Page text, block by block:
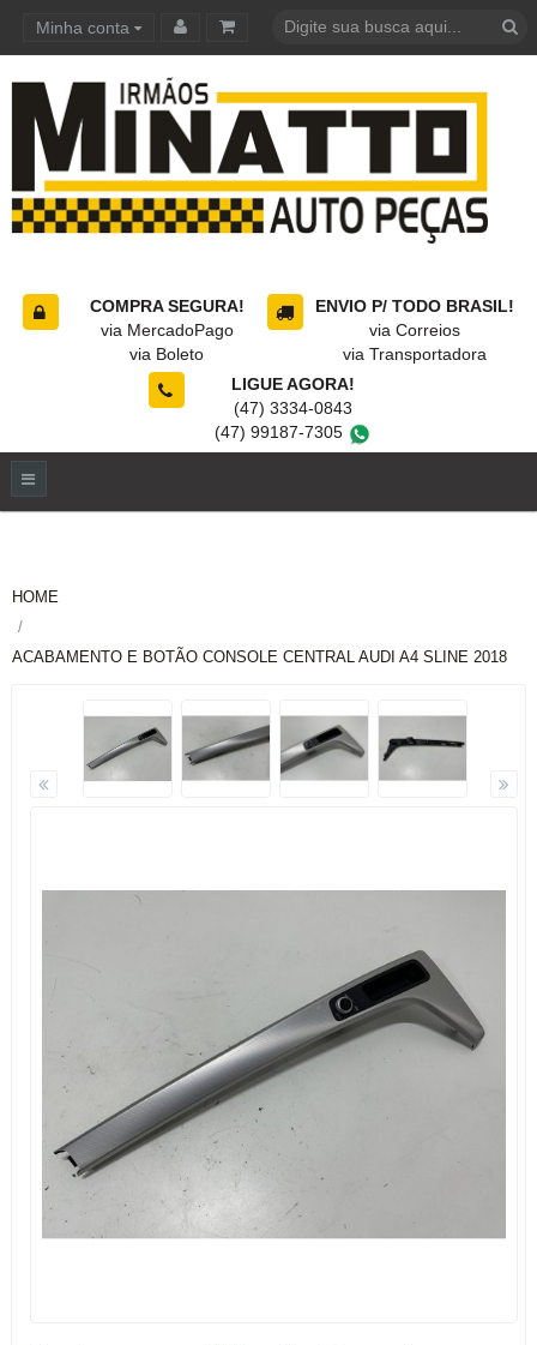
Minha conta
COMPRA SEGURA!
via MercadoPago
via Boleto
ENVIO P/ TODO BRASIL!
via Correios
via Transportadora
LIGUE AGORA!
(47) 3334-0843
(47) 99187-7305
HOME
ACABAMENTO E BOTÃO CONSOLE CENTRAL AUDI A4 SLINE 2018